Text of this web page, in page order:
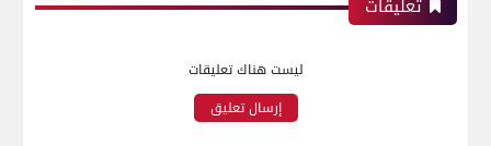
تعليقات
ليست هناك تعليقات
إرسال تعليق